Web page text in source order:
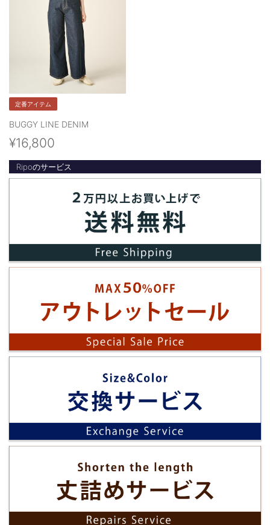
定番アイテム
BUGGY LINE DENIM
¥16,800
Ripoのサービス